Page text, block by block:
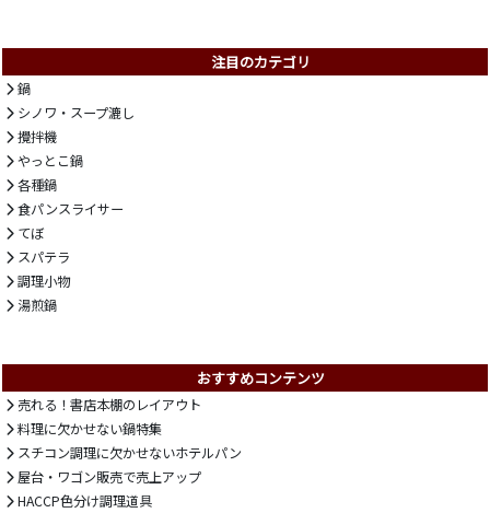
注目のカテゴリ
鍋
シノワ・スープ漉し
攪拌機
やっとこ鍋
各種鍋
食パンスライサー
てぼ
スパテラ
調理小物
湯煎鍋
おすすめコンテンツ
売れる！書店本棚のレイアウト
料理に欠かせない鍋特集
スチコン調理に欠かせないホテルパン
屋台・ワゴン販売で売上アップ
HACCP色分け調理道具